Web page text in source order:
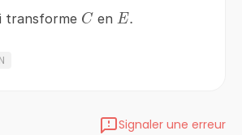
transforme C
C en E.
E.
Signaler une erreur